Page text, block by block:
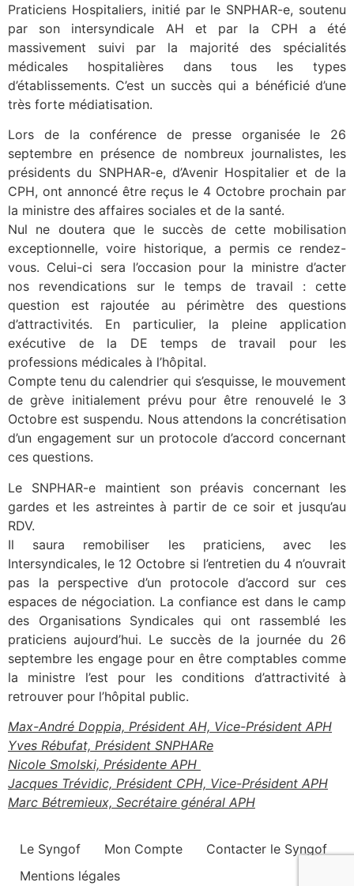
Praticiens Hospitaliers, initié par le SNPHAR-e, soutenu
par son intersyndicale AH et par la CPH a été
massivement suivi par la majorité des spécialités
médicales hospitalières dans tous les types
d’établissements. C’est un succès qui a bénéficié d’une
très forte médiatisation.
Lors de la conférence de presse organisée le 26
septembre en présence de nombreux journalistes, les
présidents du SNPHAR-e, d’Avenir Hospitalier et de la
CPH, ont annoncé être reçus le 4 Octobre prochain par
la ministre des affaires sociales et de la santé.
Nul ne doutera que le succès de cette mobilisation
exceptionnelle, voire historique, a permis ce rendez-
vous. Celui-ci sera l’occasion pour la ministre d’acter
nos revendications sur le temps de travail : cette
question est rajoutée au périmètre des questions
d’attractivités. En particulier, la pleine application
exécutive de la DE temps de travail pour les
professions médicales à l’hôpital.
Compte tenu du calendrier qui s’esquisse, le mouvement
de grève initialement prévu pour être renouvelé le 3
Octobre est suspendu. Nous attendons la concrétisation
d’un engagement sur un protocole d’accord concernant
ces questions.
Le SNPHAR-e maintient son préavis concernant les
gardes et les astreintes à partir de ce soir et jusqu’au
RDV.
Il saura remobiliser les praticiens, avec les
Intersyndicales, le 12 Octobre si l’entretien du 4 n’ouvrait
pas la perspective d’un protocole d’accord sur ces
espaces de négociation. La confiance est dans le camp
des Organisations Syndicales qui ont rassemblé les
praticiens aujourd’hui. Le succès de la journée du 26
septembre les engage pour en être comptables comme
la ministre l’est pour les conditions d’attractivité à
retrouver pour l’hôpital public.
Max-André Doppia, Président AH, Vice-Président APH
Yves Rébufat, Président SNPHARe
Nicole Smolski, Présidente APH
Jacques Trévidic, Président CPH, Vice-Président APH
Marc Bétremieux, Secrétaire général APH
Le Syngof Mon Compte
Contacter le Syngof
Mentions légales